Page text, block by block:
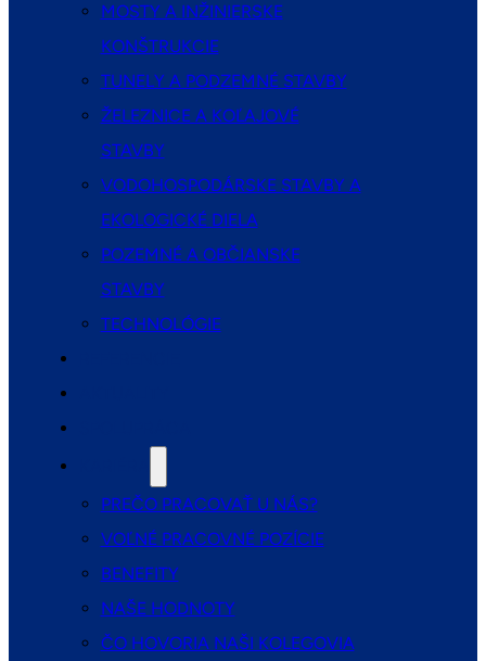
MOSTY A INŽINIERSKE
KONŠTRUKCIE
TUNELY A PODZEMNÉ STAVBY
ŽELEZNICE A KOĽAJOVÉ
STAVBY
VODOHOSPODÁRSKE STAVBY A
EKOLOGICKÉ DIELA
POZEMNÉ A OBČIANSKE
STAVBY
TECHNOLÓGIE
PREČO PRACOVAŤ U NÁS?
VOĽNÉ PRACOVNÉ POZÍCIE
BENEFITY
NAŠE HODNOTY
ČO HOVORIA NAŠI KOLEGOVIA